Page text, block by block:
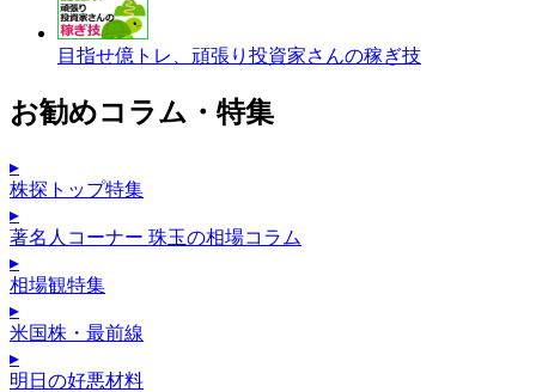
目指せ億トレ、頑張り投資家さんの稼ぎ技
お勧めコラム・特集
▸
株探トップ特集
▸
著名人コーナー 珠玉の相場コラム
▸
相場観特集
▸
米国株・最前線
▸
明日の好悪材料